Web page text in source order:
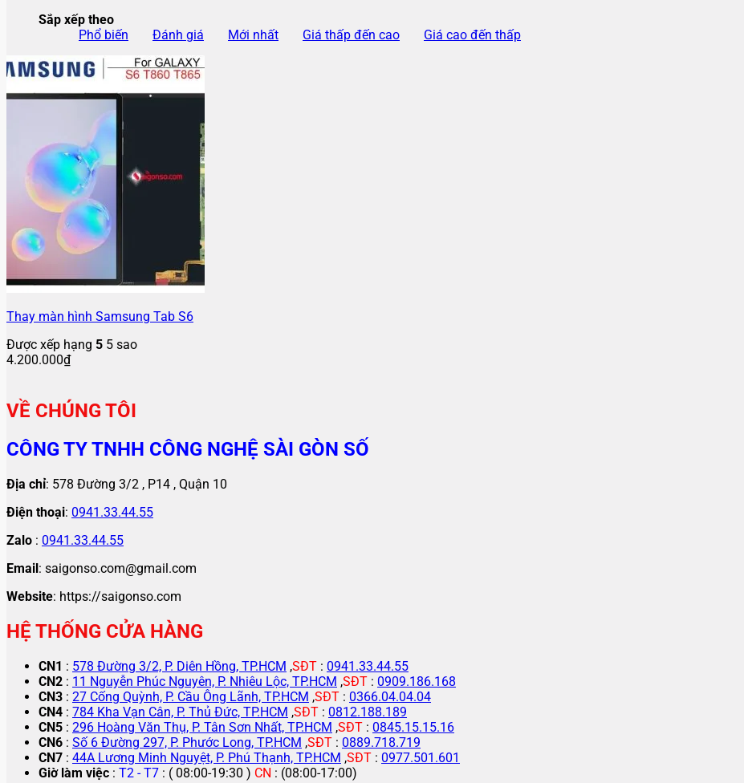
Sắp xếp theo
Phổ biến
Đánh giá Mới nhất Giá thấp đến cao Giá cao đến thấp
Thay màn hình Samsung Tab S6
Được xếp hạng 5 5 sao
4.200.000₫
VỀ CHÚNG TÔI
CÔNG TY TNHH CÔNG NGHỆ SÀI GÒN SỐ
Địa chỉ: 578 Đường 3/2 , P14 , Quận 10
Điện thoại: 0941.33.44.55
Zalo : 0941.33.44.55
Email: saigonso.com@gmail.com
Website: https://saigonso.com
HỆ THỐNG CỬA HÀNG
CN1 : 578 Đường 3/2, P. Diên Hồng, TP.HCM ,SĐT : 0941.33.44.55
CN2 : 11 Nguyễn Phúc Nguyên, P. Nhiêu Lộc, TP.HCM ,SĐT : 0909.186.168
CN3 : 27 Cống Quỳnh, P. Cầu Ông Lãnh, TP.HCM ,SĐT : 0366.04.04.04
CN4 : 784 Kha Vạn Cân, P. Thủ Đức, TP.HCM ,SĐT : 0812.188.189
CN5 : 296 Hoàng Văn Thụ, P. Tân Sơn Nhất, TP.HCM ,SĐT : 0845.15.15.16
CN6 : Số 6 Đường 297, P. Phước Long, TP.HCM ,SĐT : 0889.718.719
CN7 : 44A Lương Minh Nguyệt, P. Phú Thạnh, TP.HCM ,SĐT : 0977.501.601
Giờ làm việc : T2 - T7 : ( 08:00-19:30 ) CN : (08:00-17:00)